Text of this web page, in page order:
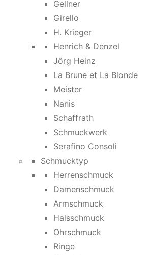
Gellner
Girello
H. Krieger
Henrich & Denzel
Jörg Heinz
La Brune et La Blonde
Meister
Nanis
Schaffrath
Schmuckwerk
Serafino Consoli
Schmucktyp
Herrenschmuck
Damenschmuck
Armschmuck
Halsschmuck
Ohrschmuck
Ringe